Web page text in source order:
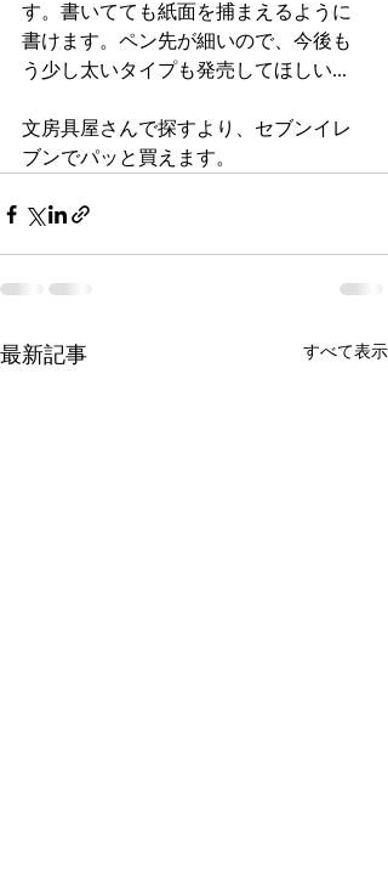
す。書いてても紙面を捕まえるように
書けます。ペン先が細いので、今後も
う少し太いタイプも発売してほしい...
文房具屋さんで探すより、セブンイレ
ブンでパッと買えます。
最新記事 すべて表示